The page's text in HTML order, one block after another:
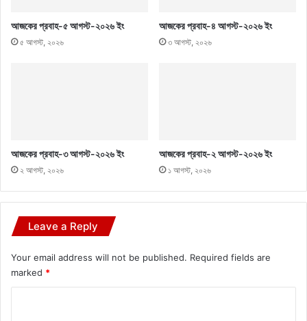
আজকের প্রবাহ-৫ আগস্ট-২০২৬ ইং
৫ আগস্ট, ২০২৬
আজকের প্রবাহ-৪ আগস্ট-২০২৬ ইং
৩ আগস্ট, ২০২৬
আজকের প্রবাহ-৩ আগস্ট-২০২৬ ইং
২ আগস্ট, ২০২৬
আজকের প্রবাহ-২ আগস্ট-২০২৬ ইং
১ আগস্ট, ২০২৬
Leave a Reply
Your email address will not be published. Required fields are
marked *